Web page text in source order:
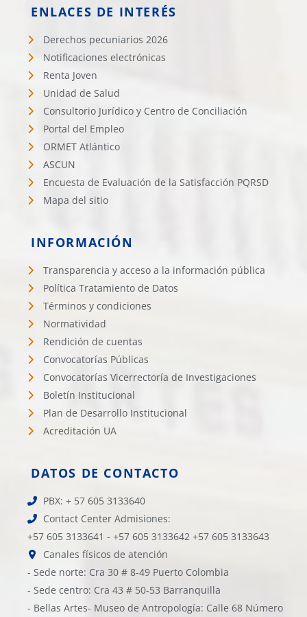
ENLACES DE INTERÉS
Derechos pecuniarios 2026
Notificaciones electrónicas
Renta Joven
Unidad de Salud
Consultorio Jurídico y Centro de Conciliación
Portal del Empleo
ORMET Atlántico
ASCUN
Encuesta de Evaluación de la Satisfacción PQRSD
Mapa del sitio
INFORMACIÓN
Transparencia y acceso a la información pública
Política Tratamiento de Datos
Términos y condiciones
Normatividad
Rendición de cuentas
Convocatorías Públicas
Convocatorías Vicerrectoría de Investigaciones
Boletín Institucional
Plan de Desarrollo Institucional
Acreditación UA
DATOS DE CONTACTO
PBX: + 57 605 3133640
Contact Center Admisiones:
+57 605 3133641 - +57 605 3133642 +57 605 3133643
Canales físicos de atención
- Sede norte: Cra 30 # 8-49 Puerto Colombia
- Sede centro: Cra 43 # 50-53 Barranquilla
- Bellas Artes- Museo de Antropología: Calle 68 Número